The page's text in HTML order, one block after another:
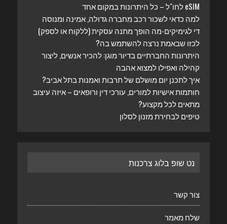
eSIM לחו"ל – כל היתרונות במקום אחד
למה כדאי לשכור רכב מחברה גדולה, אמינה ומנוסה
די לגימיקים-מה הופך מתנה עסקית (ללקוח או לספק)
לכזו שבאמת נרצה להשתמש בה?
היתרונות החברתיים בדיור מוגן: להכיר אנשים, ליצור
קהילה ואפילו למצוא אהבה
איך לתכנן יום מושלם של תרבות ואמנות בתל אביב?
חותמות אישיות למורים, עורכי דין ורופאים – איזה עיצוב
מתאים לכל מקצוע?
טיפים לבחירת מזנון לסלון
נט שופ בלוג צרכנות
צור קשר
שלח מאמר